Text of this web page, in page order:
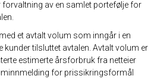
av en samlet portefølje for
et avtalt volum som inngår i en
tilsluttet avtalen. Avtalt volum er
estimerte årsforbruk fra netteier
for prissikringsformål